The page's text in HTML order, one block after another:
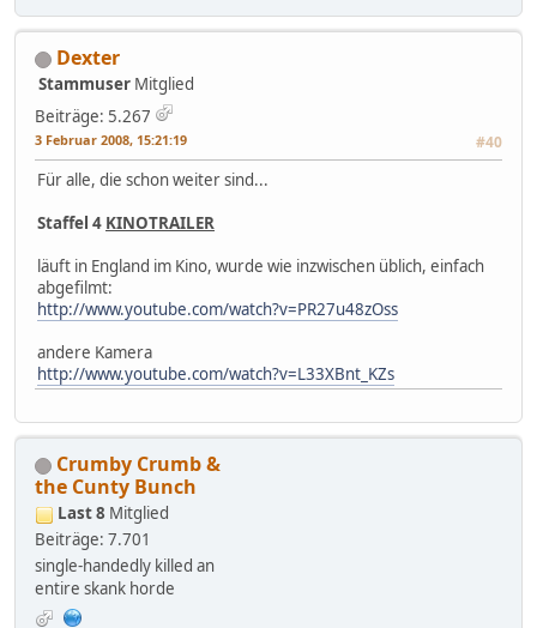
Dexter
Stammuser Mitglied
Beiträge: 5.267
3 Februar 2008, 15:21:19 #40
Für alle, die schon weiter sind...
Staffel 4 KINOTRAILER
läuft in England im Kino, wurde wie inzwischen üblich, einfach
abgefilmt:
http://www.youtube.com/watch?v=PR27u48zOss
andere Kamera
http://www.youtube.com/watch?v=L33XBnt_KZs
Crumby Crumb &
the Cunty Bunch
Last 8 Mitglied
Beiträge: 7.701
single-handedly killed an
entire skank horde